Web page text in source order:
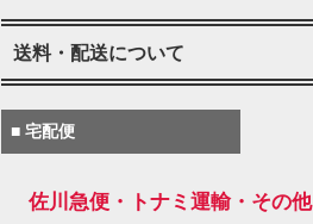
送料・配送について
■ 宅配便
佐川急便・トナミ運輸・その他